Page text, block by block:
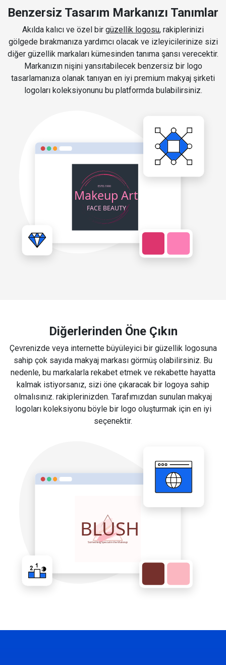
Benzersiz Tasarım Markanızı Tanımlar
Akılda kalıcı ve özel bir güzellik logosu, rakiplerinizi
gölgede bırakmanıza yardımcı olacak ve izleyicilerinize sizi
diğer güzellik markaları kümesinden tanıma şansı verecektir.
Markanızın nişini yansıtabilecek benzersiz bir logo
tasarlamanıza olanak tanıyan en iyi premium makyaj şirketi
logoları koleksiyonunu bu platformda bulabilirsiniz.
Diğerlerinden Öne Çıkın
Çevrenizde veya internette büyüleyici bir güzellik logosuna
sahip çok sayıda makyaj markası görmüş olabilirsiniz. Bu
nedenle, bu markalarla rekabet etmek ve rekabette hayatta
kalmak istiyorsanız, sizi öne çıkaracak bir logoya sahip
olmalısınız. rakiplerinizden. Tarafımızdan sunulan makyaj
logoları koleksiyonu böyle bir logo oluşturmak için en iyi
seçenektir.